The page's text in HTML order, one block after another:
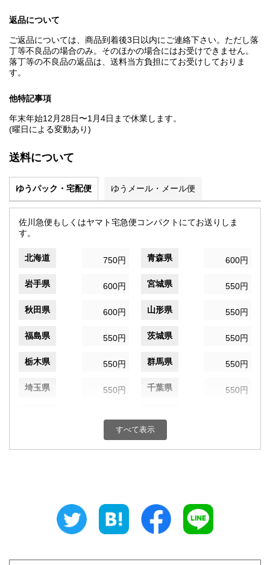
返品について
ご返品については、商品到着後3日以内にご連絡下さい。ただし落
丁等不良品の場合のみ。そのほかの場合にはお受けできません。
落丁等の不良品の返品は、送料当方負担にてお受けしておりま
す。
他特記事項
年末年始12月28日〜1月4日まで休業します。
(曜日による変動あり)
送料について
ゆうパック・宅配便 ゆうメール・メール便
佐川急便もしくはヤマト宅急便コンパクトにてお送りしま
す。
北海道 750円 青森県 600円
岩手県 600円 宮城県 550円
秋田県 600円 山形県 550円
福島県 550円 茨城県 550円
栃木県 550円 群馬県 550円
埼玉県 550円 千葉県 550円
550円 富山県
550円 静岡県
すべて表示